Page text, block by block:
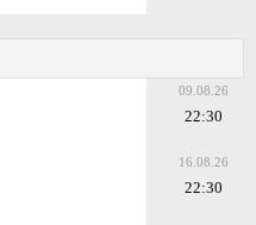
09.08.26
22:30
16.08.26
22:30